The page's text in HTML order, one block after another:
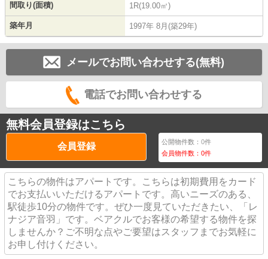
間取り(面積) 1R(19.00㎡)
築年月 1997年 8月(築29年)
メールでお問い合わせする(無料)
電話でお問い合わせする
無料会員登録はこちら
会員登録 公開物件数：0件
会員物件数：0件
こちらの物件はアパートです。こちらは初期費用をカード
でお支払いいただけるアパートです。高いニーズのある、
駅徒歩10分の物件です。ぜひ一度見ていただきたい、「レ
ナジア音羽」です。ベアクルでお客様の希望する物件を探
しませんか？ご不明な点やご要望はスタッフまでお気軽に
お申し付けください。